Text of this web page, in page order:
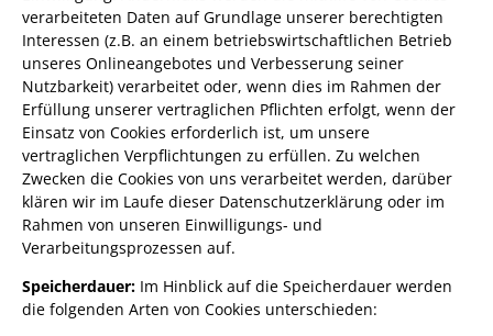
verarbeiteten Daten auf Grundlage unserer berechtigten
Interessen (z.B. an einem betriebswirtschaftlichen Betrieb
unseres Onlineangebotes und Verbesserung seiner
Nutzbarkeit) verarbeitet oder, wenn dies im Rahmen der
Erfüllung unserer vertraglichen Pflichten erfolgt, wenn der
Einsatz von Cookies erforderlich ist, um unsere
vertraglichen Verpflichtungen zu erfüllen. Zu welchen
Zwecken die Cookies von uns verarbeitet werden, darüber
klären wir im Laufe dieser Datenschutzerklärung oder im
Rahmen von unseren Einwilligungs- und
Verarbeitungsprozessen auf.
Speicherdauer: Im Hinblick auf die Speicherdauer werden
die folgenden Arten von Cookies unterschieden: